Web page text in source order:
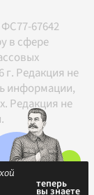
67642
в сфере
г. Редакция не
информации,
Редакция не
с